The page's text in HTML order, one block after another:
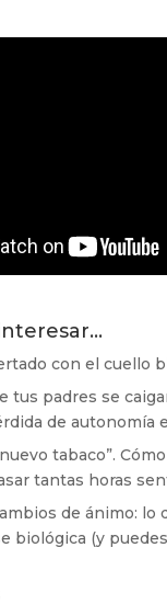
con el cuello
tus padres se
de autonomía
tabaco”.
tantas horas
de ánimo: lo
biológica (y